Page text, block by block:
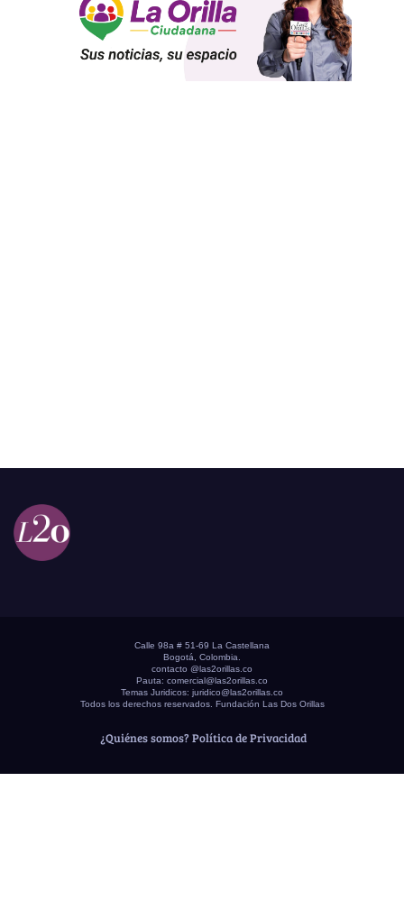
Calle 98a # 51-69 La Castellana
Bogotá, Colombia.
contacto @las2orillas.co
Pauta: comercial@las2orillas.co
Temas Juridicos: juridico@las2orillas.co
Todos los derechos reservados. Fundación Las Dos Orillas
¿Quiénes somos? Política de Privacidad